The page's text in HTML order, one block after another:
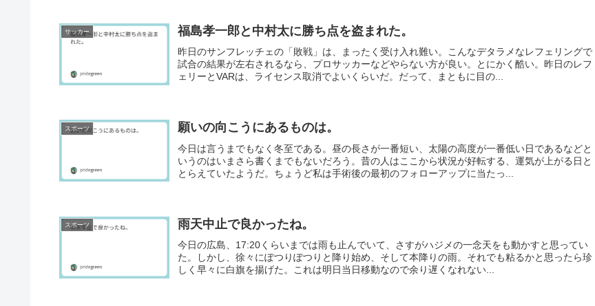
サッカー 福島孝一郎と中村太に勝ち点を盗まれた。
昨日のサンフレッチェの「敗戦」は、まったく受け入れ難い。こんなデタラメなレフェリングで
試合の結果が左右されるなら、プロサッカーなどやらない方が良い。とにかく酷い。昨日のレフ
ェリーとVARは、ライセンス取消でよいくらいだ。だって、まともに目の...
スポーツ 願いの向こうにあるものは。
今日は言うまでもなく冬至である。昼の長さが一番短い、太陽の高度が一番低い日であるなどと
いうのはいまさら書くまでもないだろう。昔の人はここから状況が好転する、運気が上がる日と
とらえていたようだ。ちょうど私は手術後の最初のフォローアップに当たっ...
スポーツ 雨天中止で良かったね。
今日の広島、17:20くらいまでは雨も止んでいて、さすがハジメの一念天をも動かすと思ってい
た。しかし、徐々にぽつりぽつりと降り始め、そして本降りの雨。それでも粘るかと思ったら珍
しく早々に白旗を揚げた。これは明日当日移動なので余り遅くなれない...